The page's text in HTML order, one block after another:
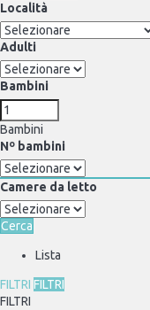
Località
Adulti
Bambini
Bambini
Nº bambini
Camere da letto
Cerca
Lista
FILTRI FILTRI
FILTRI